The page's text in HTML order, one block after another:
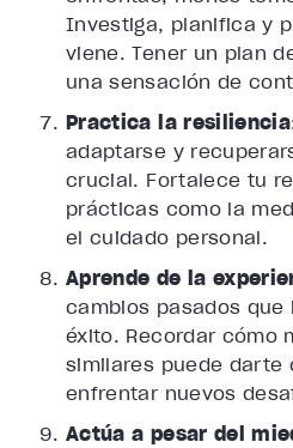
Investiga, planifica y
viene. Tener un plan
una sensación de
Practica la resiliencia
adaptarse y
crucial. Fortalece tu
prácticas como la
el cuidado personal.
Aprende de la
cambios pasados que
éxito. Recordar cómo
similares puede darte
enfrentar nuevos
Actúa a pesar del